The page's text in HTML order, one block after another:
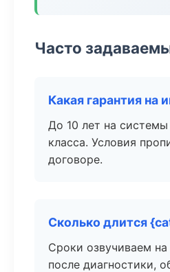
Часто
Какая гарантия на
До 10 лет на
класса. Условия
договоре.
Сколько длится
Сроки озвучиваем на
после диагностики,